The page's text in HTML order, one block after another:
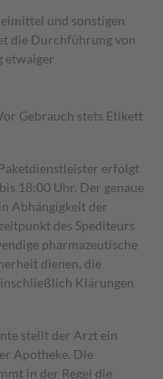
und sonstigen
die Durchführung von
etwaiger
Gebrauch stets Etikett
erfolgt
18:00 Uhr. Der genaue
Abhängigkeit der
des Spediteurs
pharmazeutische
dienen, die
Klärungen
stellt der Arzt ein
Apotheke. Die
in der Regel die